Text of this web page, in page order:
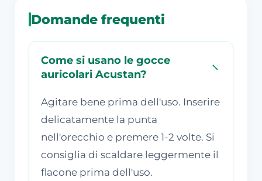
Domande frequenti
Come si usano le gocce
auricolari Acustan?
Agitare bene prima dell'uso. Inserire
delicatamente la punta
nell'orecchio e premere 1-2 volte. Si
consiglia di scaldare leggermente il
flacone prima dell'uso.